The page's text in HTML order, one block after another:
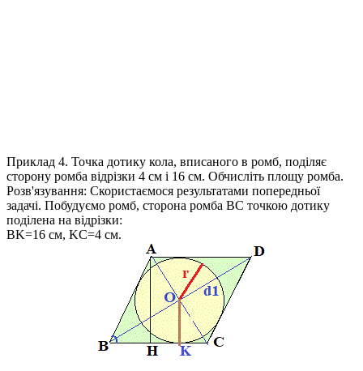
Приклад 4. Точка дотику кола, вписаного в ромб, поділяє
сторону ромба відрізки 4 см і 16 см. Обчисліть площу ромба.​
Розв'язування: Скористаємося результатами попередньої
задачі. Побудуємо ромб, сторона ромба BC точкою дотику
поділена на відрізки:
BK=16 см, KC=4 см.